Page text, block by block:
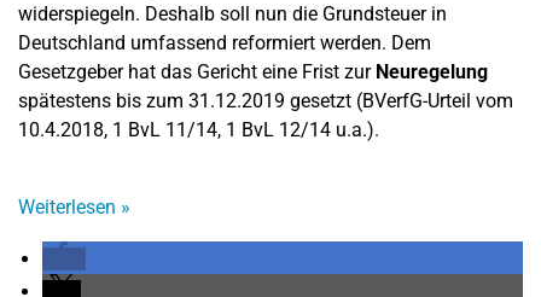
widerspiegeln. Deshalb soll nun die Grundsteuer in
Deutschland umfassend reformiert werden. Dem
Gesetzgeber hat das Gericht eine Frist zur Neuregelung
spätestens bis zum 31.12.2019 gesetzt (BVerfG-Urteil vom
10.4.2018, 1 BvL 11/14, 1 BvL 12/14 u.a.).
Weiterlesen »